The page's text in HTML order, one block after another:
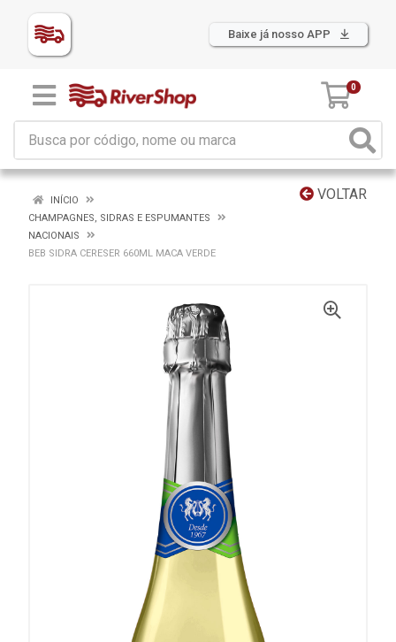
Baixe já nosso APP
0
VOLTAR
INÍCIO
CHAMPAGNES, SIDRAS E ESPUMANTES
NACIONAIS
BEB SIDRA CERESER 660ML MACA VERDE